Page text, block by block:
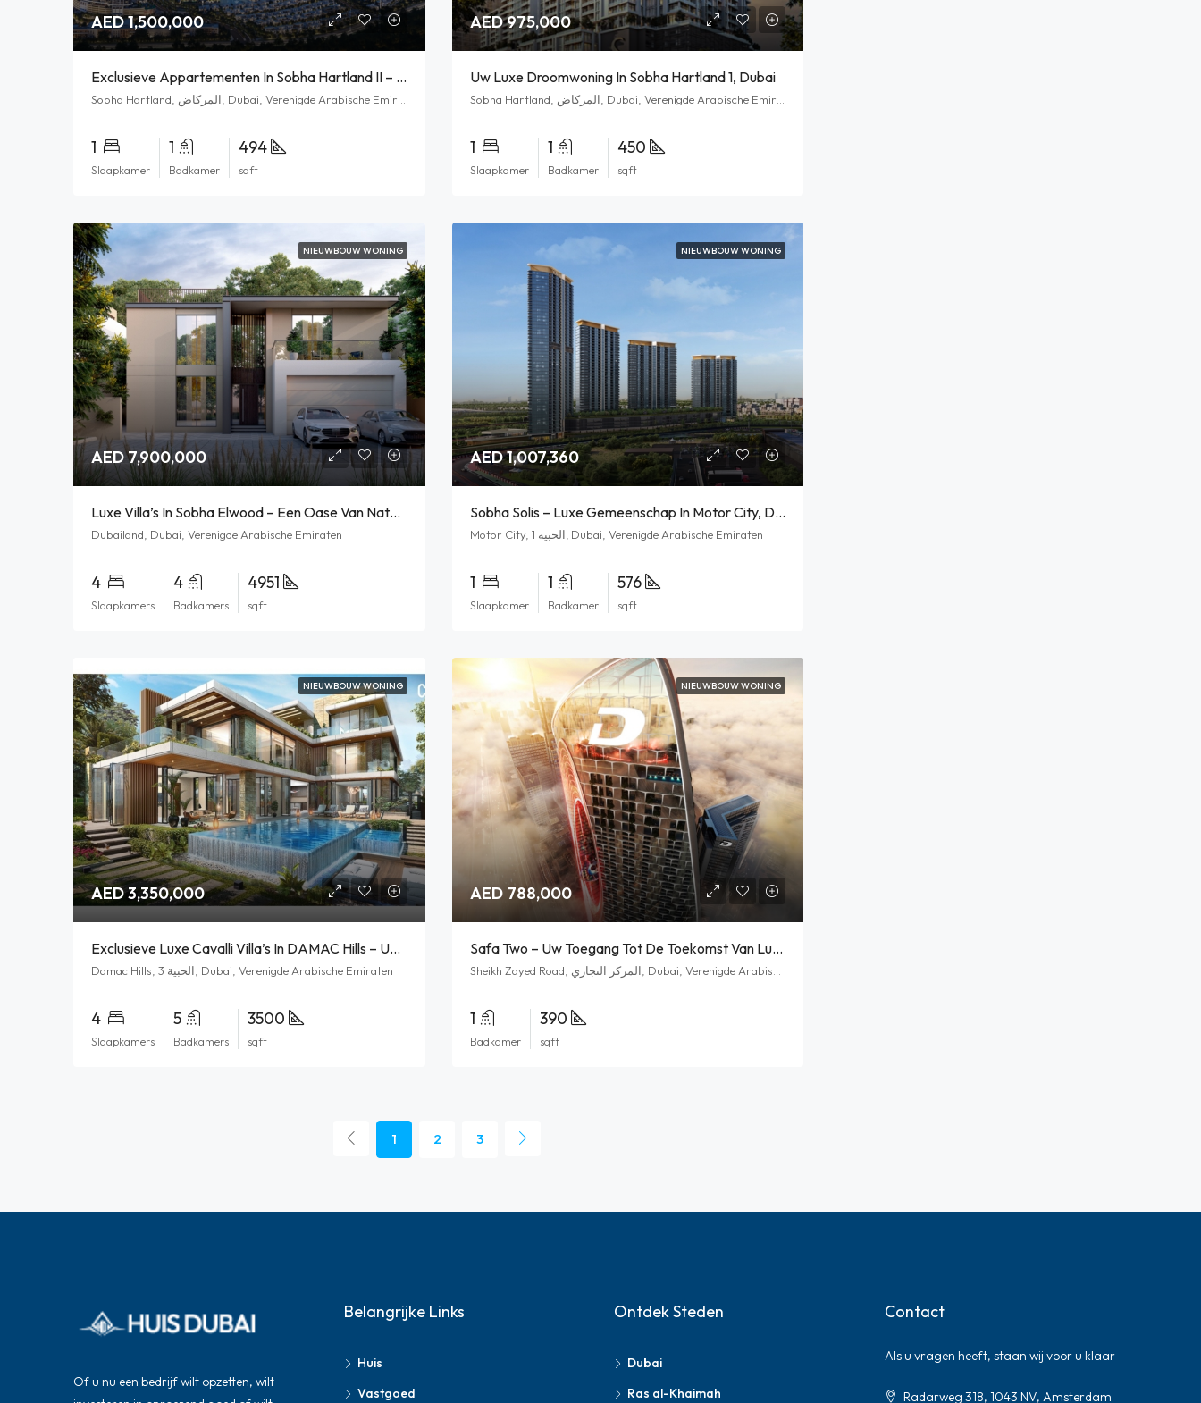
AED 1,500,000
Exclusieve Appartementen In Sobha Hartland II – Luxe Leven In Het Hart Van Dubai
1
Slaapkamer
1
Badkamer
494
sqft
AED 975,000
Uw Luxe Droomwoning In Sobha Hartland 1, Dubai
1
Slaapkamer
1
Badkamer
450
sqft
NIEUWBOUW WONING
AED 7,900,000
Luxe Villa’s In Sobha Elwood – Een Oase Van Natuur En Exclusiviteit In Dubai
Dubailand, Dubai, Verenigde Arabische Emiraten
4
Slaapkamers
4
Badkamers
4951
sqft
NIEUWBOUW WONING
AED 1,007,360
Sobha Solis – Luxe Gemeenschap In Motor City, Dubai
Motor City, الحبية 1, Dubai, Verenigde Arabische Emiraten
1
Slaapkamer
1
Badkamer
576
sqft
NIEUWBOUW WONING
AED 3,350,000
Exclusieve Luxe Cavalli Villa’s In DAMAC Hills – Uw Nieuwe Droomhuis
Damac Hills, الحبية 3, Dubai, Verenigde Arabische Emiraten
4
Slaapkamers
5
Badkamers
3500
sqft
NIEUWBOUW WONING
AED 788,000
Safa Two – Uw Toegang Tot De Toekomst Van Luxe Wonen
1
Badkamer
390
sqft
1 2 3
Of u nu een bedrijf wilt opzetten, wilt
Belangrijke Links
Huis
Vastgoed
Ontdek Steden
Dubai
Ras al-Khaimah
Contact
Als u vragen heeft, staan ​​wij voor u klaar
Radarweg 318, 1043 NV, Amsterdam